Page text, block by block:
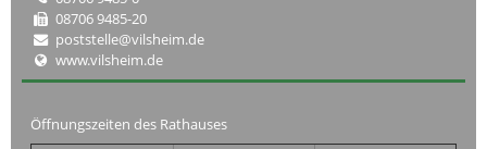
08706 9485-20
poststelle@vilsheim.de
www.vilsheim.de
Öffnungszeiten des Rathauses